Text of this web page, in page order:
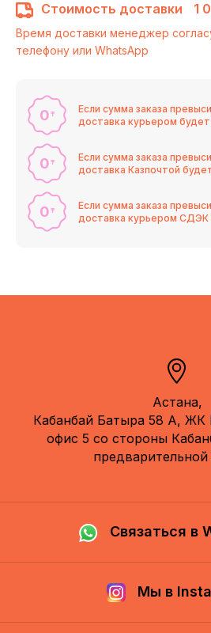
Стоимость доставки 1
Время доставки менеджер
телефону или WhatsApp
0 ₸
Если сумма заказа
доставка курьером
0 ₸
Если сумма заказа
доставка Казпочтой
0 ₸
Если сумма заказа
доставка курьером СДЭК
Астана,
Кабанбай Батыра 58 А, ЖК
офис 5 со стороны
предварительной
Связаться в
Мы в